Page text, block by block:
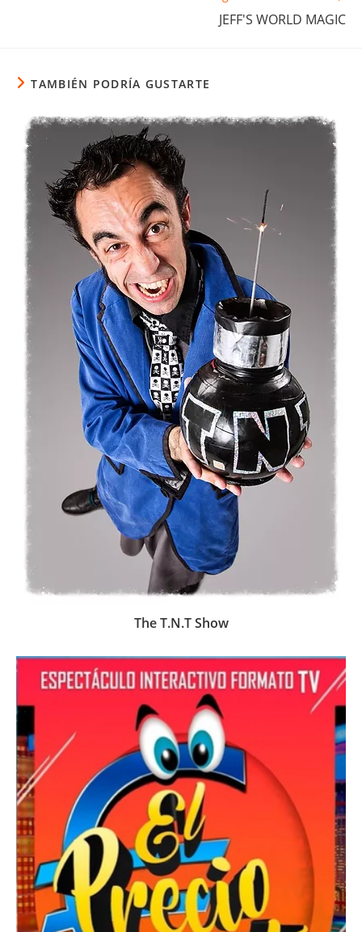
JEFF'S WORLD MAGIC
TAMBIÉN PODRÍA GUSTARTE
The T.N.T Show